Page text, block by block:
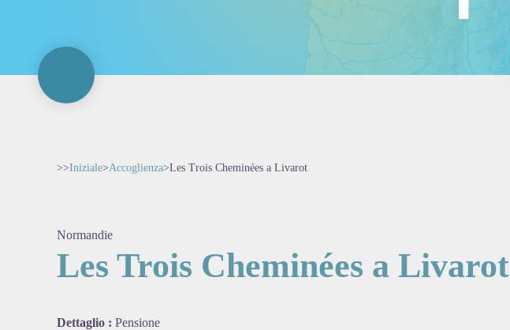
>>Iniziale>Accoglienza>Les Trois Cheminées a Livarot
Normandie
Les Trois Cheminées a Livarot
Dettaglio : Pensione